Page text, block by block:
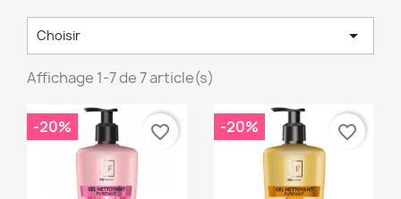
Choisir 
Affichage 1-7 de 7 article(s)
-20% favorite_border -20% favorite_border